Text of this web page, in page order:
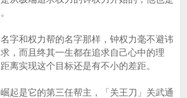
和权力帮的名字那样，钟权力毫不避讳
，而且终其一生都在追求自己心中的理
离实现这个目标还是有不小的差距。
是它的第三任帮主，「关王刀」关武通